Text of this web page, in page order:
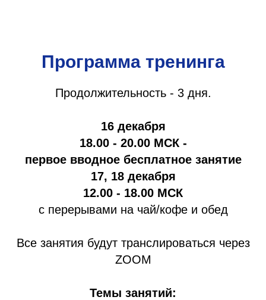
Программа тренинга
Продолжительность - 3 дня.
16 декабря
18.00 - 20.00 МСК -
первое вводное бесплатное занятие
17, 18 декабря
12.00 - 18.00 МСК
с перерывами на чай/кофе и обед
Все занятия будут транслироваться через
ZOOM
Темы занятий: